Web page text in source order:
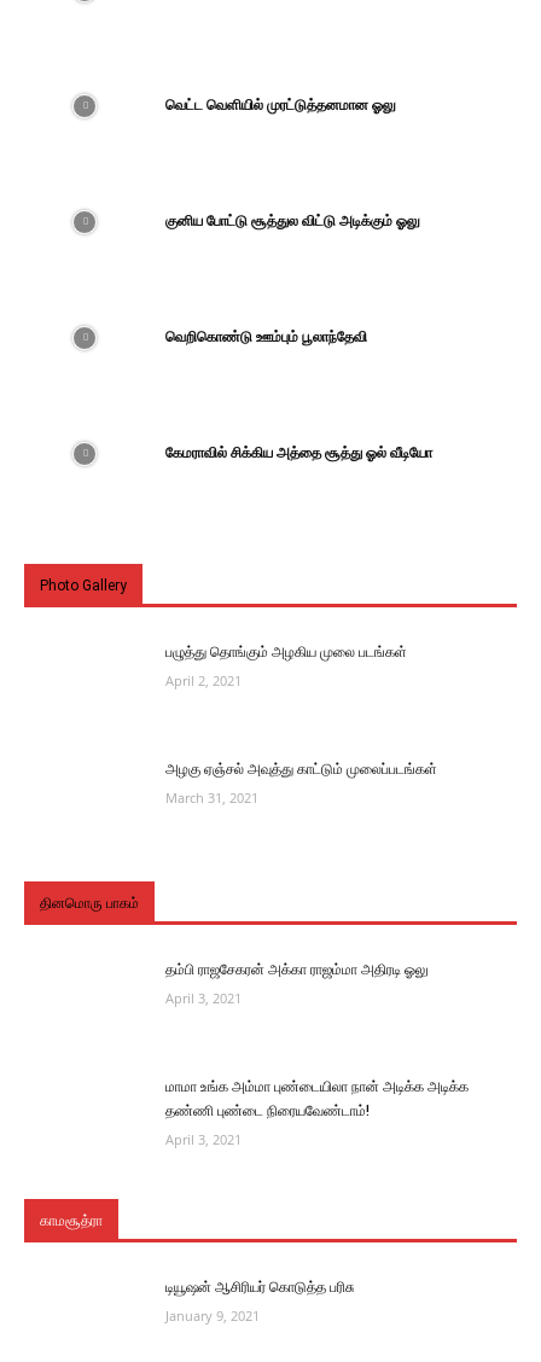
வெட்ட வெளியில் முரட்டுத்தனமான ஓலு
குனிய போட்டு சூத்துல விட்டு அடிக்கும் ஓலு
வெறிகொண்டு ஊம்பும் பூலாந்தேவி
கேமராவில் சிக்கிய அத்தை சூத்து ஓல் வீடியோ
Photo Gallery
பழுத்து தொங்கும் அழகிய முலை படங்கள்
April 2, 2021
அழகு ஏஞ்சல் அவுத்து காட்டும் முலைப்படங்கள்
March 31, 2021
தினமொரு பாகம்
தம்பி ராஜசேகரன் அக்கா ராஜம்மா அதிரடி ஓலு
April 3, 2021
மாமா உங்க அம்மா புண்டையிலா நான் அடிக்க அடிக்க
தண்ணி புண்டை நிரையவேண்டாம்!
April 3, 2021
காமசூத்ரா
டியூஷன் ஆசிரியர் கொடுத்த பரிசு
January 9, 2021